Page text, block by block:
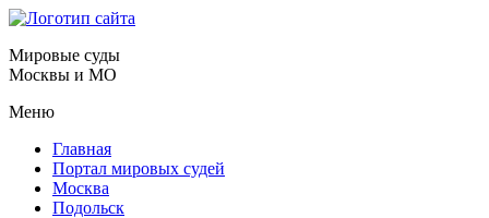
Мировые суды
Москвы и МО
Меню
Главная
Портал мировых судей
Москва
Подольск